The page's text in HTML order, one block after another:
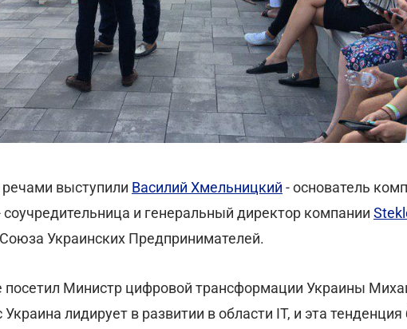
выступили Василий Хмельницкий - основатель
соучредительница и генеральный директор компании
Украинских Предпринимателей.
посетил Министр цифровой трансформации Украины
лидирует в развитии в области IT, и эта тенденция